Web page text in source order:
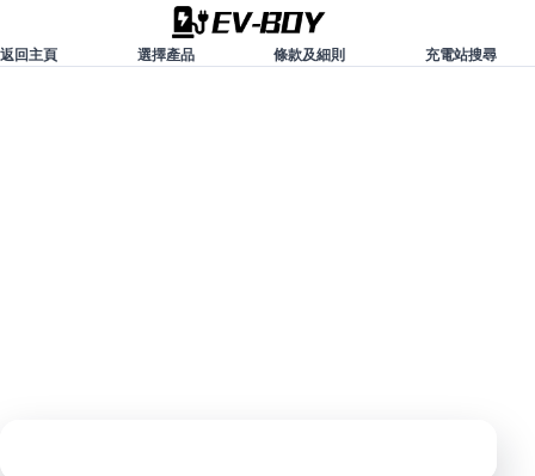
返回主頁 選擇產品 條款及細則 充電站搜尋